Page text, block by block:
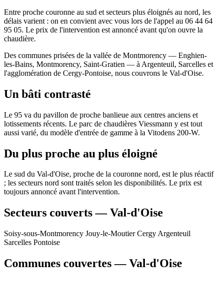
Entre proche couronne au sud et secteurs plus éloignés au nord, les
délais varient : on en convient avec vous lors de l'appel au 06 44 64
95 05. Le prix de l'intervention est annoncé avant qu'on ouvre la
chaudière.
Des communes prisées de la vallée de Montmorency — Enghien-
les-Bains, Montmorency, Saint-Gratien — à Argenteuil, Sarcelles et
l'agglomération de Cergy-Pontoise, nous couvrons le Val-d'Oise.
Un bâti contrasté
Le 95 va du pavillon de proche banlieue aux centres anciens et
lotissements récents. Le parc de chaudières Viessmann y est tout
aussi varié, du modèle d'entrée de gamme à la Vitodens 200-W.
Du plus proche au plus éloigné
Le sud du Val-d'Oise, proche de la couronne nord, est le plus réactif
; les secteurs nord sont traités selon les disponibilités. Le prix est
toujours annoncé avant l'intervention.
Secteurs couverts — Val-d'Oise
Soisy-sous-Montmorency Jouy-le-MoutierCergy Argenteuil
Sarcelles Pontoise
Communes couvertes — Val-d'Oise